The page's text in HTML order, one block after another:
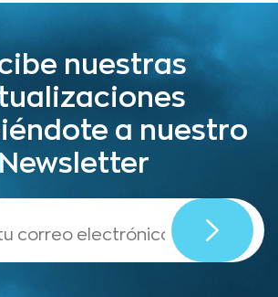
nuestras
a nuestro
Newsletter
,